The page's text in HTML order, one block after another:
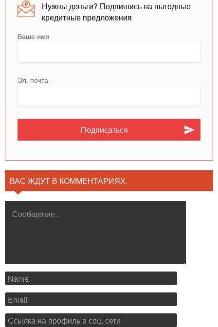
Нужны деньги? Подпишись на выгодные
кредитные предложения
Ваше имя
Эл. почта
ВАС ЖДУТ В КОММЕНТАРИЯХ.